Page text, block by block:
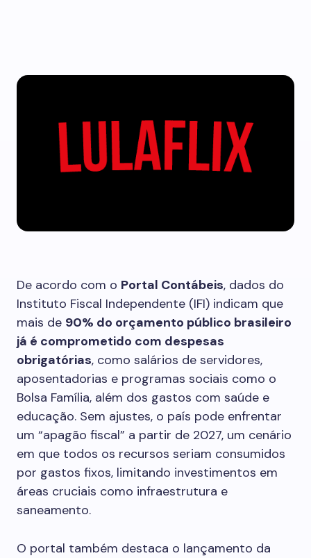
De acordo com o Portal Contábeis, dados do
Instituto Fiscal Independente (IFI) indicam que
mais de 90% do orçamento público brasileiro
já é comprometido com despesas
obrigatórias, como salários de servidores,
aposentadorias e programas sociais como o
Bolsa Família, além dos gastos com saúde e
educação. Sem ajustes, o país pode enfrentar
um “apagão fiscal” a partir de 2027, um cenário
em que todos os recursos seriam consumidos
por gastos fixos, limitando investimentos em
áreas cruciais como infraestrutura e
saneamento.
O portal também destaca o lançamento da